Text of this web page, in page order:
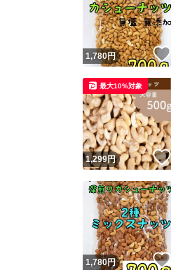
1,780円
1,299円
最大10%対象
1,780円